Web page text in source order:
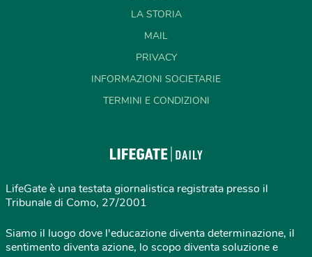
LA STORIA
MAIL
PRIVACY
INFORMAZIONI SOCIETARIE
TERMINI E CONDIZIONI
LifeGate è una testata giornalistica registrata presso il
Tribunale di Como, 27/2001
Siamo il luogo dove l'educazione diventa determinazione, il
sentimento diventa azione, lo scopo diventa soluzione e